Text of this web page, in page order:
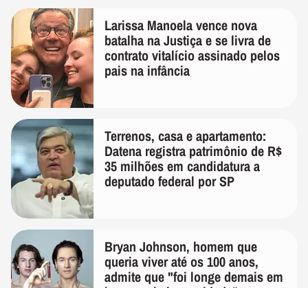
Larissa Manoela vence nova
batalha na Justiça e se livra de
contrato vitalício assinado pelos
pais na infância
Terrenos, casa e apartamento:
Datena registra patrimônio de R$
35 milhões em candidatura a
deputado federal por SP
Bryan Johnson, homem que
queria viver até os 100 anos,
admite que "foi longe demais em